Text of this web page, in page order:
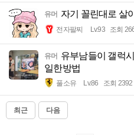
유머 자기 꼴린대로 살
전자팔찌 Lv.93 조회
유머 유부남들이 갤럭
일한방법
풀소유 Lv.86 조회 2392
최근 다음